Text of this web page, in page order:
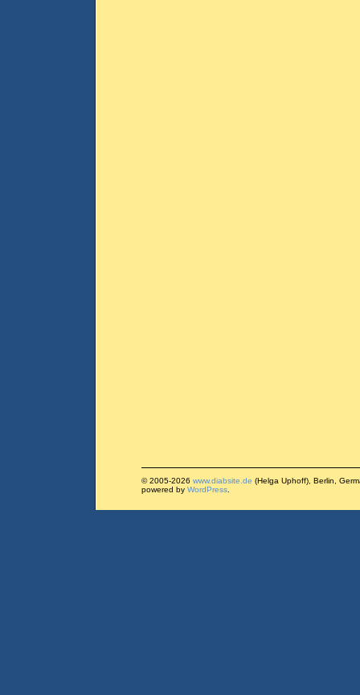
© 2005-2026 www.diabsite.de (Helga Uphoff), Berlin,
powered by WordPress.